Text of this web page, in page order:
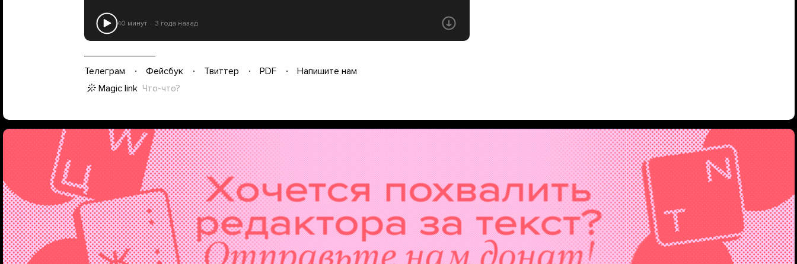
40 минут 3 года назад
Телеграм Фейсбук Твиттер PDF
Напишите нам
Magic link Что-что?